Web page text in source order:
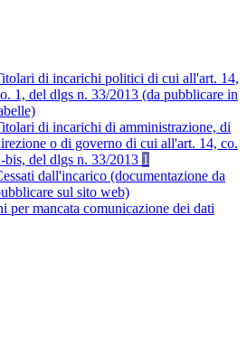
di incarichi politici di cui all'art. 14,
1, del dlgs n. 33/2013 (da pubblicare in
di incarichi di amministrazione, di
o di governo di cui all'art. 14, co.
bis, del dlgs n. 33/2013 1
dall'incarico (documentazione da
sul sito web)
per mancata comunicazione dei dati